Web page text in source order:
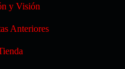
y Visión
Anteriores